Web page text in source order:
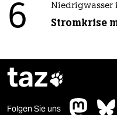
6 Niedrigwasser
Stromkrise
taz
Folgen Sie uns